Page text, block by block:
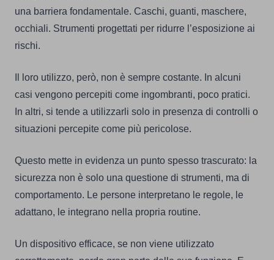
una barriera fondamentale. Caschi, guanti, maschere,
occhiali. Strumenti progettati per ridurre l’esposizione ai
rischi.
Il loro utilizzo, però, non è sempre costante. In alcuni
casi vengono percepiti come ingombranti, poco pratici.
In altri, si tende a utilizzarli solo in presenza di controlli o
situazioni percepite come più pericolose.
Questo mette in evidenza un punto spesso trascurato: la
sicurezza non è solo una questione di strumenti, ma di
comportamento. Le persone interpretano le regole, le
adattano, le integrano nella propria routine.
Un dispositivo efficace, se non viene utilizzato